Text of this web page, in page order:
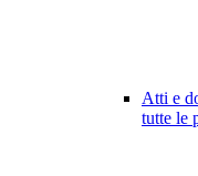
Atti e
tutte le